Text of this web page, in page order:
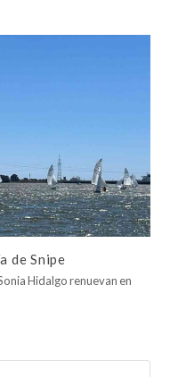
de Snipe
Hidalgo renuevan en